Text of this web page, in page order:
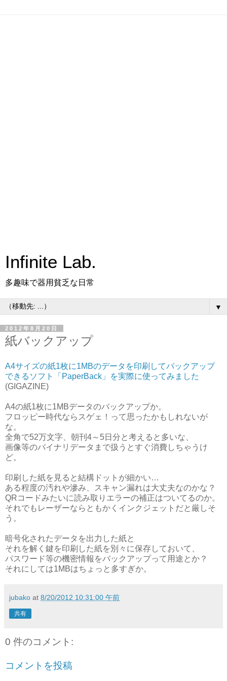
Infinite Lab.
多趣味で器用貧乏な日常
▼
2012年8月20日
紙バックアップ
A4サイズの紙1枚に1MBのデータを印刷してバックアップ
できるソフト「PaperBack」を実際に使ってみました
(GIGAZINE)
A4の紙1枚に1MBデータのバックアップか。
フロッピー時代ならスゲェ！って思ったかもしれないが
な。
全角で52万文字、朝刊4～5日分と考えると多いな、
画像等のバイナリデータまで扱うとすぐ消費しちゃうけ
ど。
印刷した紙を見ると結構ドットが細かい…
ある程度の汚れや滲み、スキャン漏れは大丈夫なのかな？
QRコードみたいに読み取りエラーの補正はついてるのか。
それでもレーザーならともかくインクジェットだと厳しそ
う。
暗号化されたデータを出力した紙と
それを解く鍵を印刷した紙を別々に保存しておいて、
パスワード等の機密情報をバックアップって用途とか？
それにしては1MBはちょっと多すぎか。
jubako at 8/20/2012 10:31:00 午前
共有
0 件のコメント:
コメントを投稿